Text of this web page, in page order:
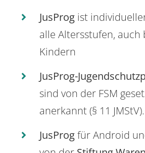
JusProg ist
alle Altersstufen,
Kindern
JusProg-
sind von der FSM
anerkannt (§ 11 JMStV).
JusProgfür Android